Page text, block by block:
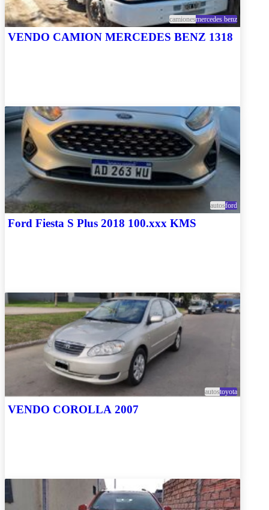
camionesmercedes benz
VENDO CAMION MERCEDES BENZ 1318
autosford
Ford Fiesta S Plus 2018 100.xxx KMS
autostoyota
VENDO COROLLA 2007